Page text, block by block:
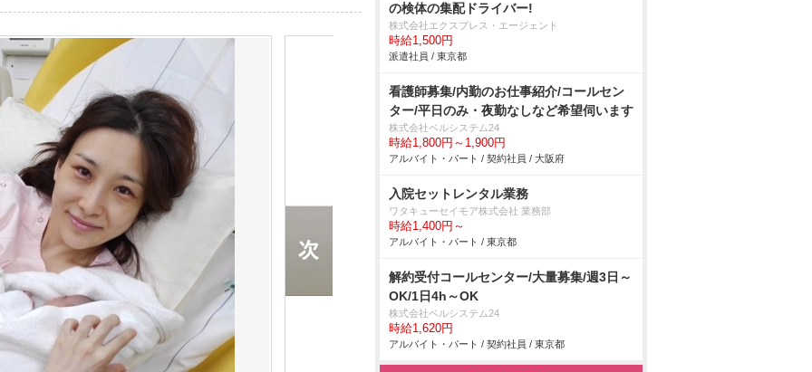
の検体の集配ドライバー!
株式会社エクスプレス・エージェント
時給1,500円
派遣社員 / 東京都
看護師募集/内勤のお仕事紹介/コールセン
ター/平日のみ・夜勤なしなど希望伺います
株式会社ベルシステム24
時給1,800円～1,900円
アルバイト・パート / 契約社員 / 大阪府
入院セットレンタル業務
ワタキューセイモア株式会社 業務部
時給1,400円～
アルバイト・パート / 東京都
解約受付コールセンター/大量募集/週3日～
OK/1日4h～OK
株式会社ベルシステム24
時給1,620円
アルバイト・パート / 契約社員 / 東京都